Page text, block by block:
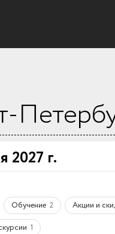
2027 г.
Обучение 2 Акции и
1